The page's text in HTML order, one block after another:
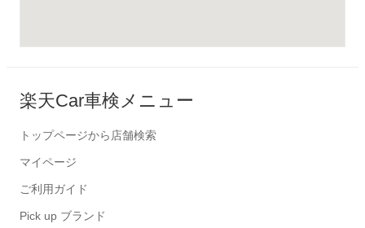
楽天Car車検メニュー
トップページから店舗検索
マイページ
ご利用ガイド
Pick up ブランド